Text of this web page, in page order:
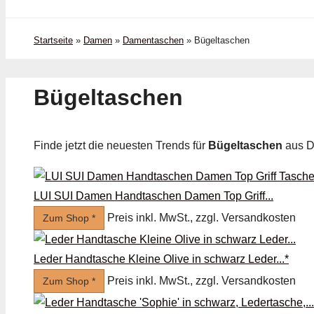
Startseite » Damen » Damentaschen » Bügel­taschen
Bügel­taschen
Finde jetzt die neuesten Trends für Bügel­taschen aus
LUI SUI Damen Handtaschen Damen Top Griff...
Zum Shop * Preis inkl. MwSt., zzgl. Versandkosten
Leder Handtasche Kleine Olive in schwarz Leder...*
Zum Shop * Preis inkl. MwSt., zzgl. Versandkosten